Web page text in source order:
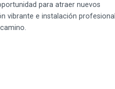
para atraer nuevos
vibrante e instalación profesional